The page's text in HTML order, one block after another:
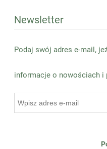
Newsletter
Podaj swój adres e-mail,
informacje o nowościach i